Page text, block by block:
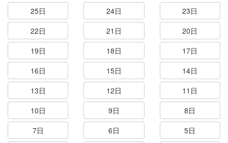
25日
24日
23日
22日
21日
20日
19日
18日
17日
16日
15日
14日
13日
12日
11日
10日
9日
8日
7日
6日
5日